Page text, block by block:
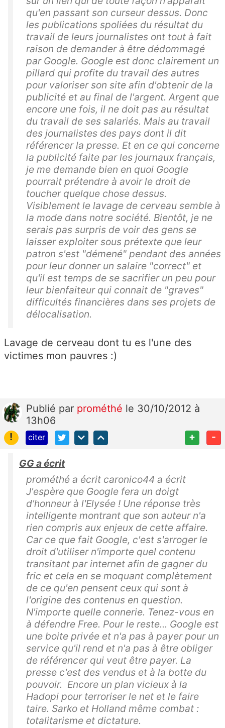
qu'en passant son curseur dessus. Donc
les publications spoliées du résultat du
travail de leurs journalistes ont tout à fait
raison de demander à être dédommagé
par Google. Google est donc clairement un
pillard qui profite du travail des autres
pour valoriser son site afin d'obtenir de la
publicité et au final de l'argent. Argent que
encore une fois, il ne doit pas au résultat
du travail de ses salariés. Mais au travail
des journalistes des pays dont il dit
référencer la presse. Et en ce qui concerne
la publicité faite par les journaux français,
je me demande bien en quoi Google
pourrait prétendre à avoir le droit de
toucher quelque chose dessus.
Visiblement le lavage de cerveau semble à
la mode dans notre société. Bientôt, je ne
serais pas surpris de voir des gens se
laisser exploiter sous prétexte que leur
patron s'est "démené" pendant des années
pour leur donner un salaire "correct" et
qu'il est temps de se sacrifier un peu pour
leur bienfaiteur qui connait de "graves"
difficultés financières dans ses projets de
délocalisation.
Lavage de cerveau dont tu es l'une des
victimes mon pauvres :)
Publié par prométhé le 30/10/2012 à
13h06
!
citer + -
GG a écrit
prométhé a écrit caronico44 a écrit
J'espère que Google fera un doigt
d'honneur à l'Elysée ! Une réponse très
intelligente montrant que son auteur n'a
rien compris aux enjeux de cette affaire.
Car ce que fait Google, c'est s'arroger le
droit d'utiliser n'importe quel contenu
transitant par internet afin de gagner du
fric et cela en se moquant complètement
de ce qu'en pensent ceux qui sont à
l'origine des contenus en question.
N'importe quelle connerie. Tenez-vous en
à défendre Free. Pour le reste... Google est
une boite privée et n'a pas à payer pour un
service qu'il rend et n'a pas à être obliger
de référencer qui veut être payer. La
presse c'est des vendus et à la botte du
pouvoir. Encore un plan vicieux à la
Hadopi pour terroriser le net et le faire
taire. Sarko et Holland même combat :
totalitarisme et dictature.